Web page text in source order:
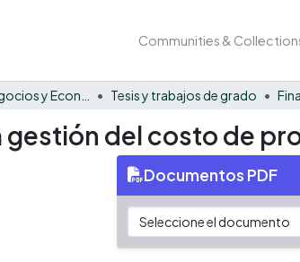
Communities &
Tesis y trabajos de grado
del costo de
Documentos PDF